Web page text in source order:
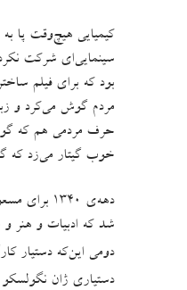
کیمیایی هیچ‌وقت پا
سینمایی‌ای شرکت
بود که برای فیلم
مردم گوش می‌کرد و
حرف مردمی هم که
خوب گیتار می‌زد که
دهه‌ی ۱۳۴۰ برای مسعود کیمیایی دهه‌ی مهمی بود؛ ده سال شگفت‌انگیزی که کم‌کم او را به آرزوهایش رساند
شد که ادبیات و هنر و
دومی این‌که دستیار
دستیاری ژان نگولسکو که در مهر ۱۳۴۷ روانه‌ی ایران شده